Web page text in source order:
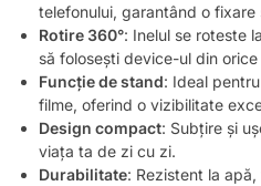
telefonului, garantând o fixare
Rotire 360°: Inelul se roteste
să folosești device-ul din
Funcție de stand: Ideal
filme, oferind o vizibilitate
Design compact: Subțire și
viața ta de zi cu zi.
Durabilitate: Rezistent la